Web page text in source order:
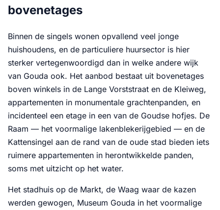
bovenetages
Binnen de singels wonen opvallend veel jonge
huishoudens, en de particuliere huursector is hier
sterker vertegenwoordigd dan in welke andere wijk
van Gouda ook. Het aanbod bestaat uit bovenetages
boven winkels in de Lange Vorststraat en de Kleiweg,
appartementen in monumentale grachtenpanden, en
incidenteel een etage in een van de Goudse hofjes. De
Raam — het voormalige lakenblekerijgebied — en de
Kattensingel aan de rand van de oude stad bieden iets
ruimere appartementen in herontwikkelde panden,
soms met uitzicht op het water.
Het stadhuis op de Markt, de Waag waar de kazen
werden gewogen, Museum Gouda in het voormalige